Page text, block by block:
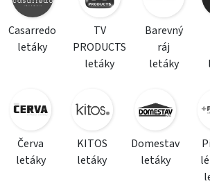
Casarredo
letáky
TV
PRODUCTS
letáky
Barevný
ráj
letáky
Červa
letáky
KITOS
letáky
Domestav
letáky